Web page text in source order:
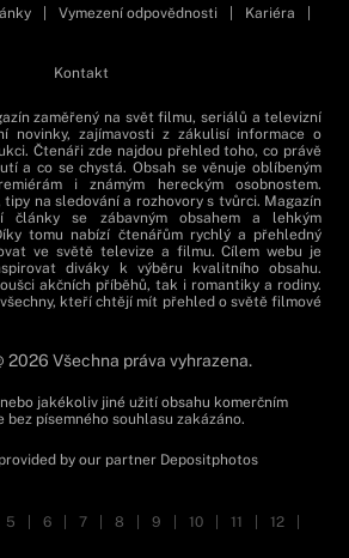
Vymezení odpovědnosti Kariéra
Kontakt
zaměřený na svět filmu, seriálů a televizní
novinky, zajímavosti z zákulisí informace o
Čtenáři zde najdou přehled toho, co právě
a co se chystá. Obsah se věnuje oblíbeným
i známým hereckým osobnostem.
na sledování a rozhovory s tvůrci. Magazín
články se zábavným obsahem a lehkým
tomu nabízí čtenářům rychlý a přehledný
ve světě televize a filmu. Cílem webu je
diváky k výběru kvalitního obsahu.
akčních příběhů, tak i romantiky a rodiny.
kteří chtějí mít přehled o světě filmové
2026 Všechna práva vyhrazena.
jakékoliv jiné užití obsahu komerčním
bez písemného souhlasu zakázáno.
by our partner Depositphotos
5 6 7 8 9 10 11 12